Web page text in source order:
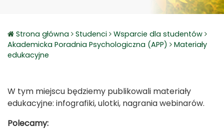
Strona główna Studenci
Wsparcie dla studentów
Akademicka Poradnia Psychologiczna (APP)
Materiały
edukacyjne
W tym miejscu będziemy publikowali materiały
edukacyjne: infografiki, ulotki, nagrania webinarów.
Polecamy: